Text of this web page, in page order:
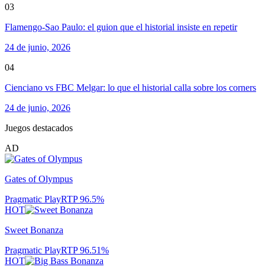
03
Flamengo-Sao Paulo: el guion que el historial insiste en repetir
24 de junio, 2026
04
Cienciano vs FBC Melgar: lo que el historial calla sobre los corners
24 de junio, 2026
Juegos destacados
AD
Gates of Olympus
Pragmatic PlayRTP96.5%
HOT
Sweet Bonanza
Pragmatic PlayRTP96.51%
HOT